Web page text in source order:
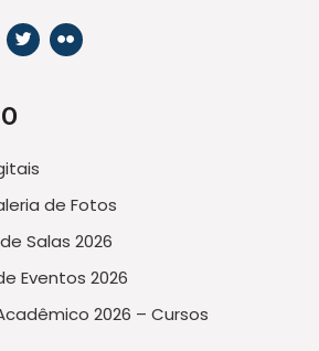
de Fotos
Salas 2026
Eventos 2026
2026 – Cursos